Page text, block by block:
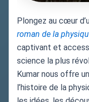
Plongez au cœur
roman de la
captivant et
science la plus
Kumar nous offre
l’histoire de la